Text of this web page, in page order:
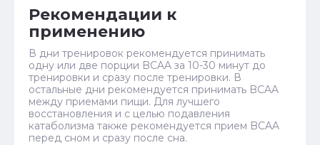
Рекомендации к
применению
В дни тренировок рекомендуется принимать
одну или две порции BCAA за 10-30 минут до
тренировки и сразу после тренировки. В
остальные дни рекомендуется принимать BCAA
между приемами пищи. Для лучшего
восстановления и с целью подавления
катаболизма также рекомендуется прием BCAA
перед сном и сразу после сна.